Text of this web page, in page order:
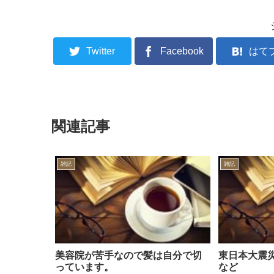
Twitter Facebook はて
関連記事
雑記
美容院が苦手なので髪は自分で切
っています。
雑記
東日本大震
など